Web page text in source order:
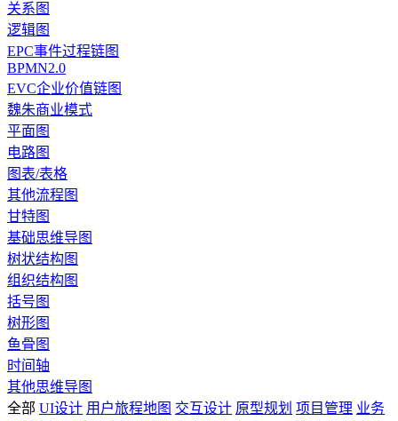
关系图
逻辑图
EPC事件过程链图
BPMN2.0
EVC企业价值链图
魏朱商业模式
平面图
电路图
图表/表格
其他流程图
甘特图
基础思维导图
树状结构图
组织结构图
括号图
树形图
鱼骨图
时间轴
其他思维导图
全部 UI设计 用户旅程地图 交互设计 原型规划 项目管理 业务